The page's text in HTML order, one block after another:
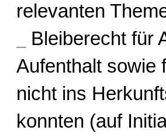
relevanten
Bleiberecht für
Aufenthalt sowie
nicht ins
konnten (auf